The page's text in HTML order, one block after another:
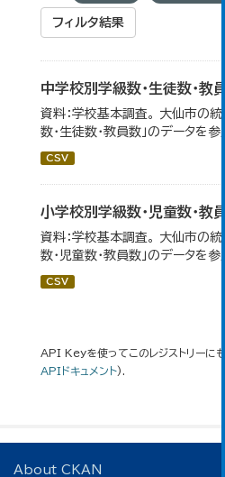
フィルタ結果
中学校別学級数・生徒数・教員
資料：学校基本調査。 大仙市の
数・生徒数・教員数」のデータを参
CSV
小学校別学級数・児童数・教員
資料：学校基本調査。 大仙市の
数・児童数・教員数」のデータを参
CSV
API Keyを使ってこのレジストリーに
APIドキュメント).
About CKAN